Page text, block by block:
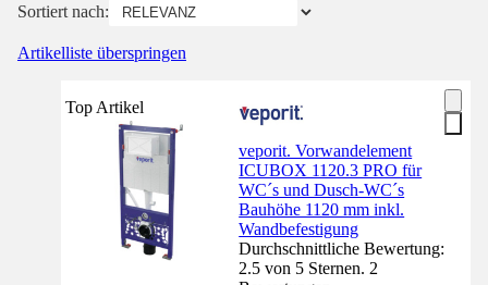
Sortiert nach:
Artikelliste überspringen
Top Artikel
veporit. Vorwandelement
ICUBOX 1120.3 PRO für
WC´s und Dusch-WC´s
Bauhöhe 1120 mm inkl.
Wandbefestigung
Durchschnittliche Bewertung:
2.5 von 5 Sternen. 2